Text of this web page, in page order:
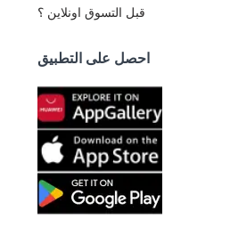
قبل التسوق اونلاين ؟
احصل على التطبيق